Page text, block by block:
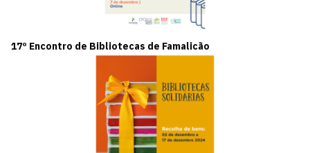
17º Encontro de Bibliotecas de Famalicão